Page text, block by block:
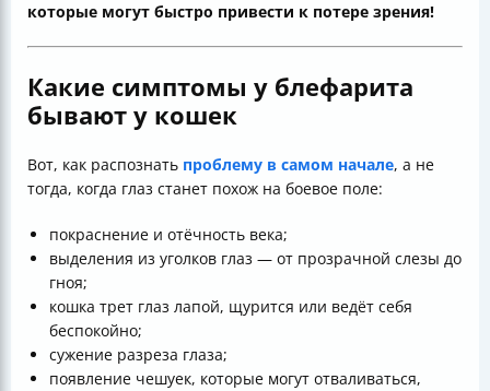
которые могут быстро привести к потере зрения!
Какие симптомы у блефарита
бывают у кошек
Вот, как распознать проблему в самом начале, а не
тогда, когда глаз станет похож на боевое поле:
покраснение и отёчность века;
выделения из уголков глаз — от прозрачной слезы до
гноя;
кошка трет глаз лапой, щурится или ведёт себя
беспокойно;
сужение разреза глаза;
появление чешуек, которые могут отваливаться,